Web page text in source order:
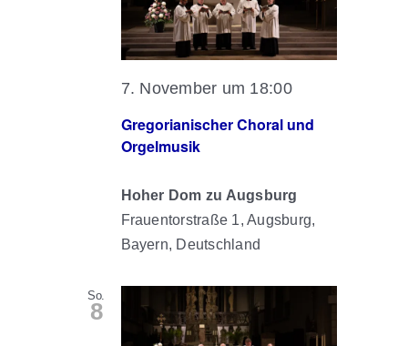
Gregorianischer Choral und
Orgelmusik
7. November um 18:00
Hoher Dom zu Augsburg
Frauentorstraße 1, Augsburg,
Bayern, Deutschland
So.
8